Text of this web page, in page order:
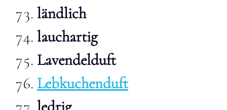
ländlich
lauchartig
Lavendelduft
Lebkuchenduft